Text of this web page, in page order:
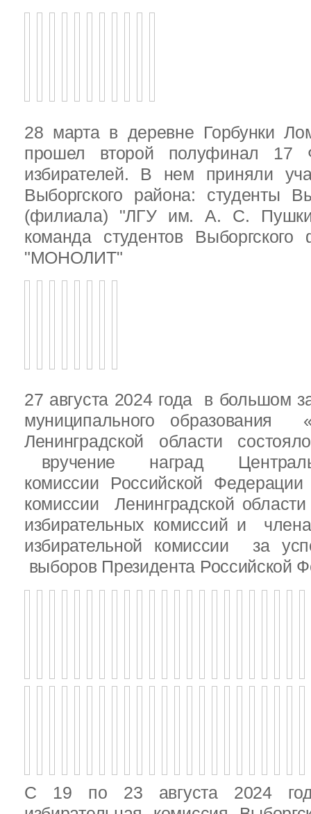
28 марта в деревне Горбунки
прошел второй полуфинал 17
избирателей. В нем приняли
Выборгского района: студенты
(филиала) "ЛГУ им. А. С.
команда студентов
"МОНОЛИТ"
27 августа 2024 года в большом
муниципального образования
Ленинградской области
вручение наград
комиссии Российской
комиссии Ленинградской
избирательных комиссий и
избирательной комиссии за
выборов Президента Российской
С 19 по 23 августа 2024